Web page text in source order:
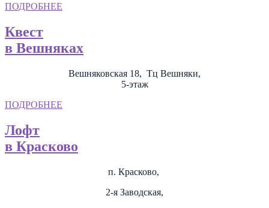
ПОДРОБНЕЕ
Квест
в Вешняках
Вешняковская 18, Тц Вешняки,
5-этаж
ПОДРОБНЕЕ
Лофт
в Красково
п. Красково,
2-я Заводская,